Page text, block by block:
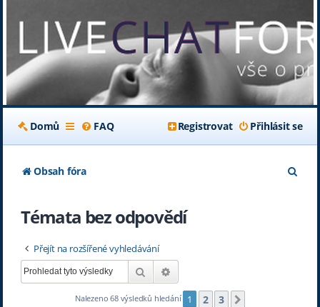
Domů FAQ Přihlásit se
Registrovat
Obsah fóra
Témata bez odpovědí
Přejít na rozšířené vyhledávání
Hledat
Nalezeno 68 výsledků hledání 1 2 3